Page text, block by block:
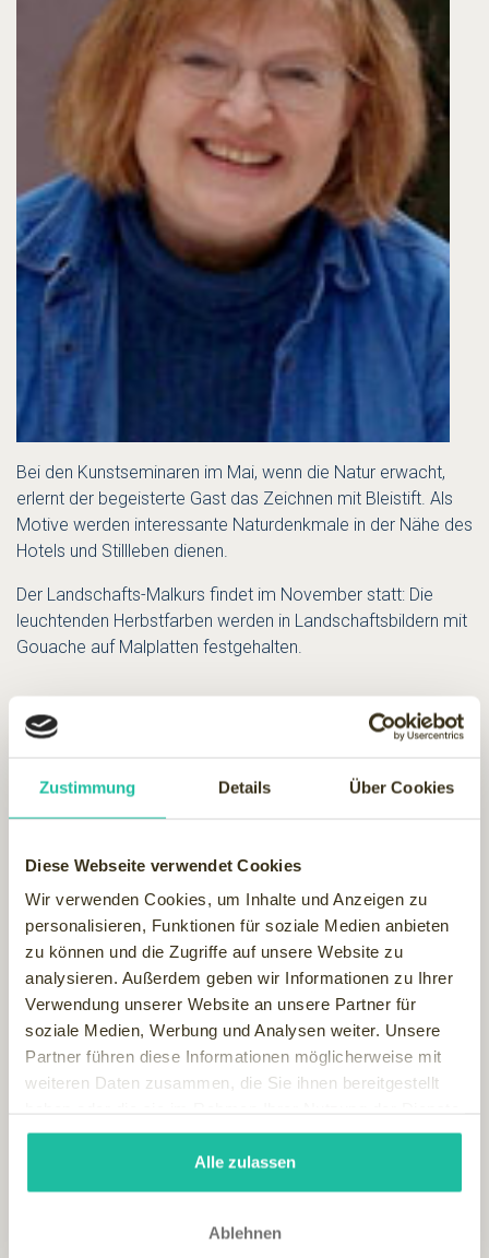
Zustimmung Details Über Cookies
Diese Webseite verwendet Cookies
Wir verwenden Cookies, um Inhalte und Anzeigen zu
personalisieren, Funktionen für soziale Medien anbieten
zu können und die Zugriffe auf unsere Website zu
analysieren. Außerdem geben wir Informationen zu Ihrer
Verwendung unserer Website an unsere Partner für
soziale Medien, Werbung und Analysen weiter. Unsere
Partner führen diese Informationen möglicherweise mit
weiteren Daten zusammen, die Sie ihnen bereitgestellt
gesammelt haben.
Alle zulassen
Ablehnen
Bei den Kunstseminaren im Mai, wenn die Natur erwacht,
erlernt der begeisterte Gast das Zeichnen mit Bleistift. Als
Motive werden interessante Naturdenkmale in der Nähe des
Hotels und Stillleben dienen.
Der Landschafts-Malkurs findet im November statt: Die
leuchtenden Herbstfarben werden in Landschaftsbildern mit
Gouache auf Malplatten festgehalten.